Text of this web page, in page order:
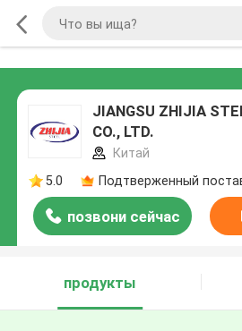
JIANGSU ZHIJIA
CO., LTD.
Китай
5.0
Подтверженный
позвони сейчас
продукты